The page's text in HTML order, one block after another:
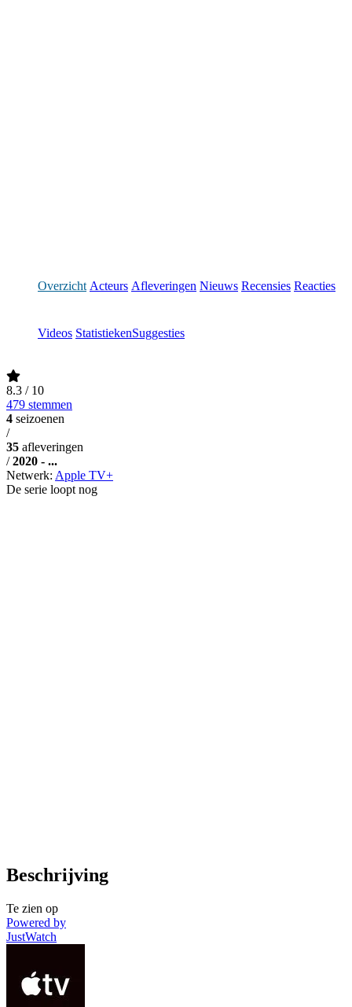
Overzicht Acteurs Afleveringen Nieuws Recensies Reacties
Videos StatistiekenSuggesties
8.3 / 10
479 stemmen
4 seizoenen
/
35 afleveringen
/ 2020 - ...
Netwerk: Apple TV+
De serie loopt nog
Beschrijving
Te zien op
Powered by
JustWatch